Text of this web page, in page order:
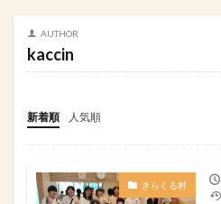
AUTHOR
kaccin
新着順 人気順
きらくる村